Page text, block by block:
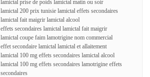
lamictal prise de poids lamictal matin ou soir
lamictal 200 prix tunisie lamictal effets secondaires
lamictal fait maigrir lamictal alcool
effets secondaires lamictal lamictal fait maigrir
lamictal coupe faim lamotrigine nom commercial
effet secondaire lamictal lamictal et allaitement
lamictal 100 mg effets secondaires lamictal alcool
lamictal 100 mg effets secondaires lamotrigine effets
secondaires